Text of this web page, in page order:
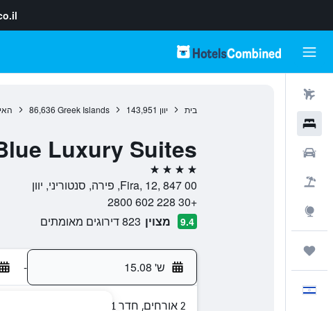
בית יוון 143,951
Greek Islands
86,636
Luxury Suites
4 כוכבים
Fira, 12, 847 00, פירה, סנטוריני, יוון
+30 228 602 2800
9.4 מצוין 823 דירוגים מאומתים
ש' 15.08 -
2 אורחים, חדר 1